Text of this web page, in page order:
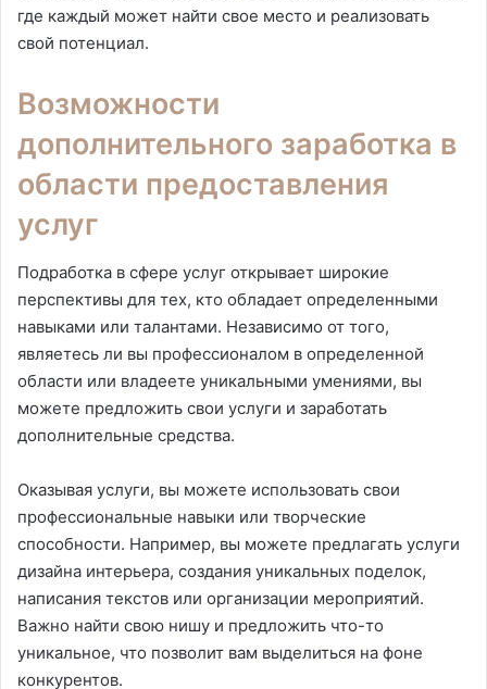
где каждый может найти свое место и реализовать
свой потенциал.
Возможности
дополнительного заработка в
области предоставления
услуг
Подработка в сфере услуг открывает широкие
перспективы для тех, кто обладает определенными
навыками или талантами. Независимо от того,
являетесь ли вы профессионалом в определенной
области или владеете уникальными умениями, вы
можете предложить свои услуги и заработать
дополнительные средства.
Оказывая услуги, вы можете использовать свои
профессиональные навыки или творческие
способности. Например, вы можете предлагать услуги
дизайна интерьера, создания уникальных поделок,
написания текстов или организации мероприятий.
Важно найти свою нишу и предложить что-то
уникальное, что позволит вам выделиться на фоне
конкурентов.